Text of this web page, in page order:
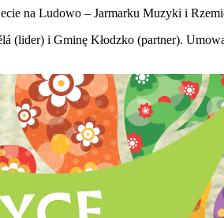
na Ludowo – Jarmarku Muzyki i
i Gminę Kłodzko (partner).